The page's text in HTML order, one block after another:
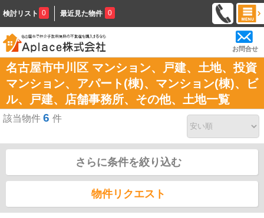
検討リスト 0 最近見た物件 0
お問合せ
名古屋市中川区 マンション、戸建、土地、投資
マンション、アパート(棟)、マンション(棟)、ビ
ル、戸建、店舗事務所、その他、土地一覧
該当物件 6 件
さらに条件を絞り込む
物件リクエスト